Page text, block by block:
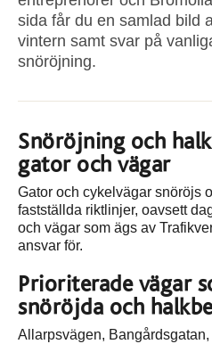
sida får du en samlad bild
vintern samt svar på
snöröjning.
Snöröjning och
gator och vägar
Gator och cykelvägar snöröjs
fastställda riktlinjer, oavsett
och vägar som ägs av
ansvar för.
Prioriterade vägar
snöröjda och
Allarpsvägen,